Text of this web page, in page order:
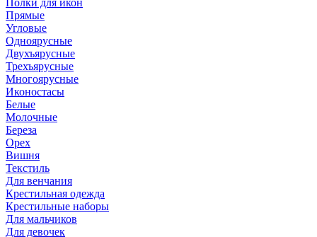
Полки для икон
Прямые
Угловые
Одноярусные
Двухъярусные
Трехъярусные
Многоярусные
Иконостасы
Белые
Молочные
Береза
Орех
Вишня
Текстиль
Для венчания
Крестильная одежда
Крестильные наборы
Для мальчиков
Для девочек